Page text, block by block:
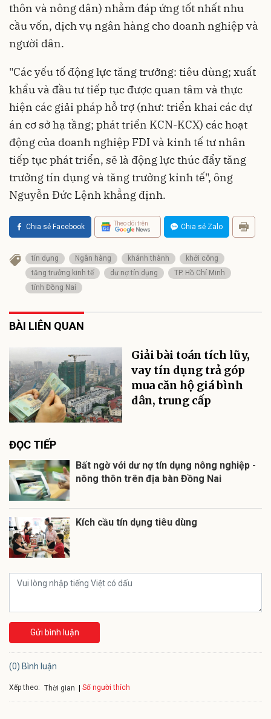
thôn và nông dân) nhằm đáp ứng tốt nhất nhu
cầu vốn, dịch vụ ngân hàng cho doanh nghiệp và
người dân.
"Các yếu tố động lực tăng trưởng: tiêu dùng; xuất
khẩu và đầu tư tiếp tục được quan tâm và thực
hiện các giải pháp hỗ trợ (như: triển khai các dự
án cơ sở hạ tầng; phát triển KCN-KCX) các hoạt
động của doanh nghiệp FDI và kinh tế tư nhân
tiếp tục phát triển, sẽ là động lực thúc đẩy tăng
trưởng tín dụng và tăng trưởng kinh tế", ông
Nguyễn Đức Lệnh khẳng định.
Chia sẻ Facebook Theo dõi trên Chia sẻ Zalo
tín dụng Ngân hàng khánh thành
khởi công
tăng trưởng kinh tế
dư nợ tín dụng
TP. Hồ Chí Minh
tỉnh Đồng Nai
BÀI LIÊN QUAN
Giải bài toán tích lũy,
vay tín dụng trả góp
mua căn hộ giá bình
dân, trung cấp
ĐỌC TIẾP
Bất ngờ với dư nợ tín dụng nông nghiệp -
nông thôn trên địa bàn Đồng Nai
Kích cầu tín dụng tiêu dùng
Gửi bình luận
(0) Bình luận
Xếp theo: Thời gian Số người thích